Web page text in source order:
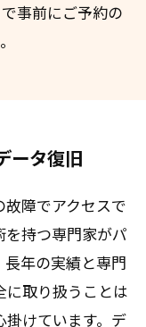
事前にご予約の
ータ復旧
障でアクセスで
持つ専門家がパ
年の実績と専門
取り扱うことは
けています。デ